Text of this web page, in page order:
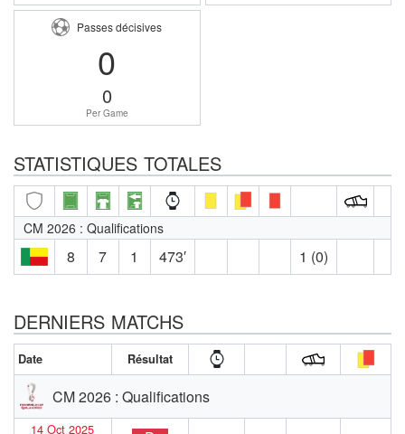
Passes décisives
0
0
Per Game
STATISTIQUES TOTALES
CM 2026 : Qualifications
8 7 1 473′ 1 (0)
DERNIERS MATCHS
Date Résultat
CM 2026 : Qualifications
14 Oct 2025